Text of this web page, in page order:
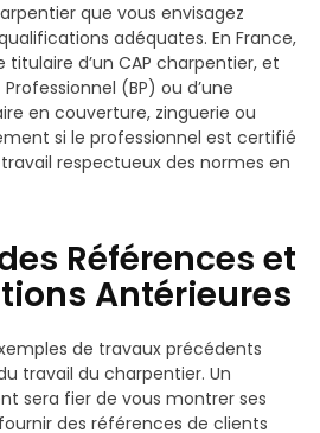
que vous envisagez
adéquates. En France,
d’un CAP charpentier, et
(BP) ou d’une
en couverture, zinguerie ou
si le professionnel est certifié
respectueux des normes en
Références et
Antérieures
de travaux précédents
travail du charpentier. Un
sera fier de vous montrer ses
des références de clients